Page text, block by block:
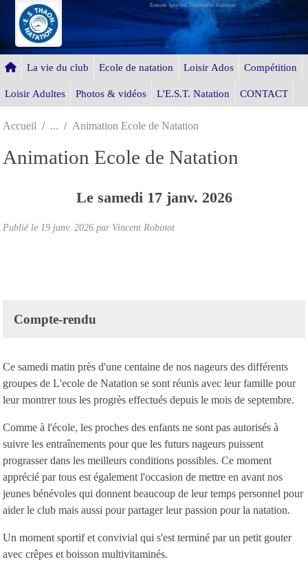
Entente Sportive Thaonnaise Natation
La vie du club Ecole de natation Loisir Ados Compétition
Loisir Adultes Photos & vidéos L'E.S.T. Natation CONTACT
Accueil Animation Ecole de Natation
Animation Ecole de Natation
Le samedi 17 janv. 2026
Publié le 19 janv. 2026 par Vincent Robinot
Compte-rendu
Ce samedi matin près d'une centaine de nos nageurs des différents
groupes de L'ecole de Natation se sont réunis avec leur famille pour
leur montrer tous les progrès effectués depuis le mois de septembre.
Comme à l'école, les proches des enfants ne sont pas autorisés à
suivre les entraînements pour que les futurs nageurs puissent
prograsser dans les meilleurs conditions possibles. Ce moment
apprécié par tous est également l'occasion de mettre en avant nos
jeunes bénévoles qui donnent beaucoup de leur temps personnel pour
aider le club mais aussi pour partager leur passion pour la natation.
Un moment sportif et convivial qui s'est terminé par un petit gouter
avec crêpes et boisson multivitaminés.
Panneau de gestion des cookies